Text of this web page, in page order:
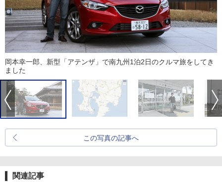
岡本幸一郎、新型「アテンザ」で南九州1泊2日のクルマ旅をしてき
ました
この写真の記事へ
関連記事